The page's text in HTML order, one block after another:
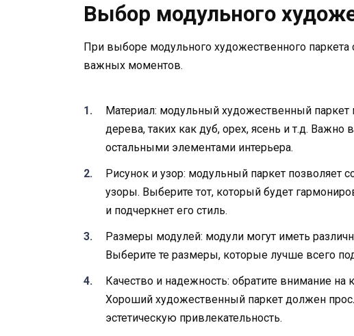
Выбор модульного
При выборе модульного художественного паркета
важных моментов.
Материал: модульный художественный
дерева, таких как дуб, орех, ясень и т.д. Важно
остальными элементами интерьера.
Рисунок и узор: модульный паркет позволяет
узоры. Выберите тот, который будет
и подчеркнет его стиль.
Размеры модулей: модули могут иметь
Выберите те размеры, которые лучше всего
Качество и надежность: обратите внимание на
Хороший художественный паркет должен
эстетическую привлекательность.